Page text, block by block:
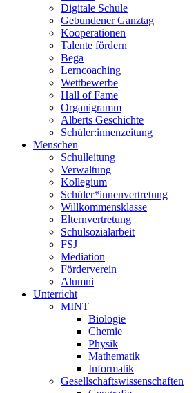
Digitale Schule
Gebundener Ganztag
Kooperationen
Talente fördern
Bega
Lerncoaching
Wettbewerbe
Hall of Fame
Organigramm
Alberts Geschichte
Schüler:innenzeitung
Menschen
Schulleitung
Verwaltung
Kollegium
Schüler*innenvertretung
Willkommensklasse
Elternvertretung
Schulsozialarbeit
FSJ
Mediation
Förderverein
Alumni
Unterricht
MINT
Biologie
Chemie
Physik
Mathematik
Informatik
Gesellschaftswissenschaften